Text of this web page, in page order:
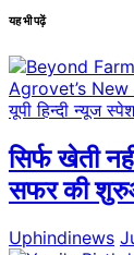
यह भी पढ़ें
यूपी हिन्दी न्यूज
सिर्फ खेती
सफर की
Uphindinews